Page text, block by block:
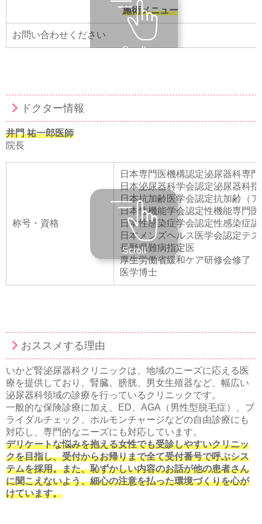
施術メニュー
お問い合わせください
Scroll
ドクター情報
井門 祐一郎医師
院長
称号・資格
日本専門医機構認定泌尿器科専門
日本泌尿器科学会認定泌尿器科
日本抗加齢医学会認定抗加齢（
日本性機能学会認定性機能専門医
日本性感染症学会認定性感染症
日本メンズヘルス医学会認定テ
長野県難病指定医
厚生労働省緩和ケア研修会修了
医学博士
Scroll
おススメする理由
いかど腎泌尿器科クリニックは、地域のニーズに応える医
療を提供しており、腎臓、膀胱、男女生殖器など、幅広い
泌尿器科領域の診療を行っているクリニックです。
一般的な保険診療に加え、ED、AGA（男性型脱毛症）、ブ
ライダルチェック、ホルモンチャージなどの自由診療にも
対応し、専門的なニーズにも対応しています。
デリケートな悩みを抱える女性でも受診しやすいクリニッ
クを目指し、受付からお帰りまで全て受付番号で呼ぶシス
テムを採用。また、恥ずかしい内容のお話が他の患者さん
に聞こえないよう、細心の注意を払った環境づくりを心が
けています。